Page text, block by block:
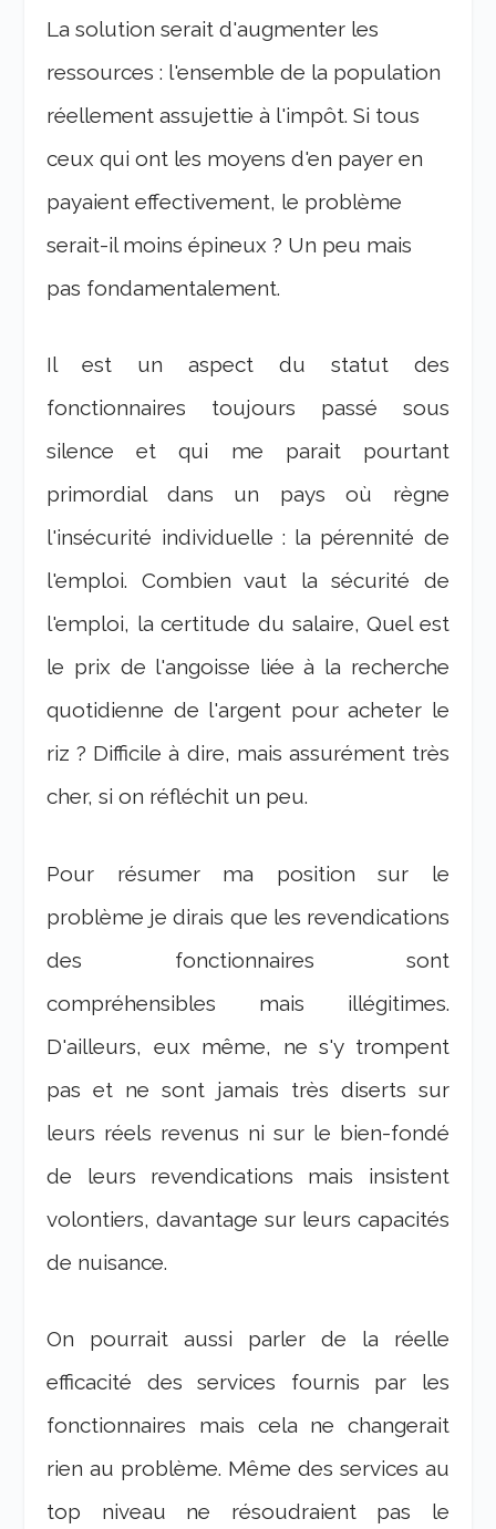
La solution serait d'augmenter les
ressources : l'ensemble de la population
réellement assujettie à l'impôt. Si tous
ceux qui ont les moyens d'en payer en
payaient effectivement, le problème
serait-il moins épineux ? Un peu mais
pas fondamentalement.
Il est un aspect du statut des
fonctionnaires toujours passé sous
silence et qui me parait pourtant
primordial dans un pays où règne
l'insécurité individuelle : la pérennité de
l'emploi. Combien vaut la sécurité de
l'emploi, la certitude du salaire, Quel est
le prix de l'angoisse liée à la recherche
quotidienne de l'argent pour acheter le
riz ? Difficile à dire, mais assurément très
cher, si on réfléchit un peu.
Pour résumer ma position sur le
problème je dirais que les revendications
des fonctionnaires sont
compréhensibles mais illégitimes.
D'ailleurs, eux même, ne s'y trompent
pas et ne sont jamais très diserts sur
leurs réels revenus ni sur le bien-fondé
de leurs revendications mais insistent
volontiers, davantage sur leurs capacités
de nuisance.
On pourrait aussi parler de la réelle
efficacité des services fournis par les
fonctionnaires mais cela ne changerait
rien au problème. Même des services au
top niveau ne résoudraient pas le